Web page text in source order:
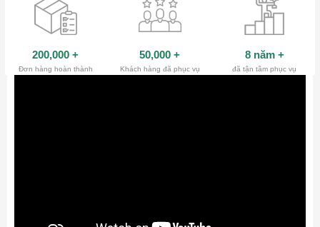
200,000 +
Đơn hàng hoàn thành
50,000 +
Khách hàng đã phục vụ
8 năm +
đã tận tâm phục vụ